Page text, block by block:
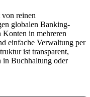
reinen
globalen Banking-
in mehreren
einfache Verwaltung per
ist transparent,
in Buchhaltung oder